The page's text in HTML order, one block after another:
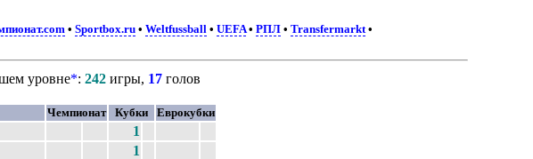
• Sportbox.ru• Weltfussball• UEFA• РПЛ• Transfermarkt•
уровне*: 242 игры, 17 голов
Чемпионат Кубки Еврокубки
1
1